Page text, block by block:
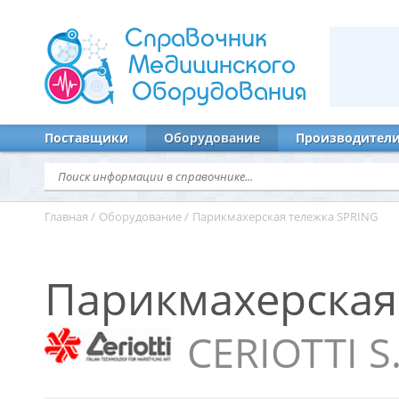
Справочник
Медицинского
Оборудования
Поставщики Оборудование
Главная / Оборудование / Парикмахерская тележка SPRING
CERIOTTI